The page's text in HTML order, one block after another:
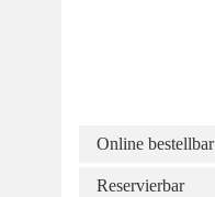
Online bestellbar
Reservierbar